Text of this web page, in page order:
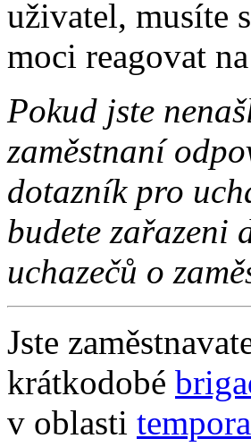
uživatel, musíte
moci reagovat
Pokud jste
zaměstnaní
dotazník pro
budete zařazeni
uchazečů o
Jste
krátkodobé
v oblasti